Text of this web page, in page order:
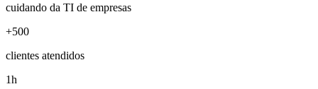
cuidando da TI de empresas
+500
clientes atendidos
1h